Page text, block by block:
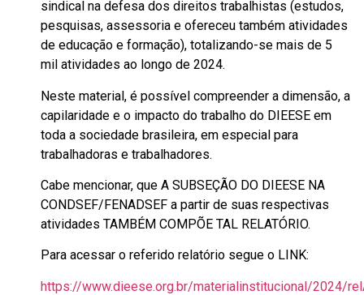
sindical na defesa dos direitos trabalhistas (estudos,
pesquisas, assessoria e ofereceu também atividades
de educação e formação), totalizando-se mais de 5
mil atividades ao longo de 2024.
Neste material, é possível compreender a dimensão, a
capilaridade e o impacto do trabalho do DIEESE em
toda a sociedade brasileira, em especial para
trabalhadoras e trabalhadores.
Cabe mencionar, que A SUBSEÇÃO DO DIEESE NA
CONDSEF/FENADSEF a partir de suas respectivas
atividades TAMBÉM COMPÕE TAL RELATÓRIO.
Para acessar o referido relatório segue o LINK:
https://www.dieese.org.br/materialinstitucional/2024/